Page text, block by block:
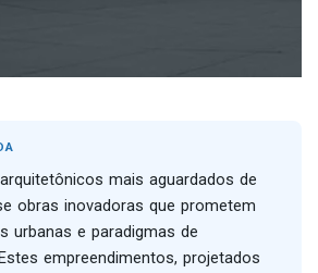
mais aguardados de
obras inovadoras que prometem
urbanas e paradigmas de
empreendimentos, projetados